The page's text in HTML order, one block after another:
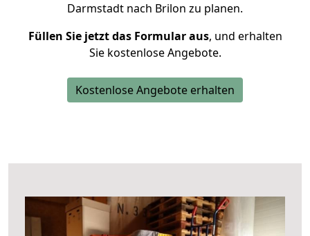
Darmstadt nach Brilon zu planen.
Füllen Sie jetzt das Formular aus, und erhalten
Sie kostenlose Angebote.
Kostenlose Angebote erhalten